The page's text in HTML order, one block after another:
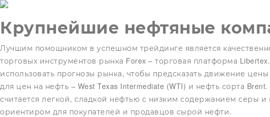
Крупнейшие нефтяные
Лучшим помощником в успешном трейдинге является
торговых инструментов рынка Forex – торговая платформа
использовать прогнозы рынка, чтобы предсказать движение
для цен на нефть – West Texas Intermediate (WTI) и нефть сорта
считается легкой, сладкой нефтью с низким содержанием серы
ориентиром для покупателей и продавцов сырой нефти.